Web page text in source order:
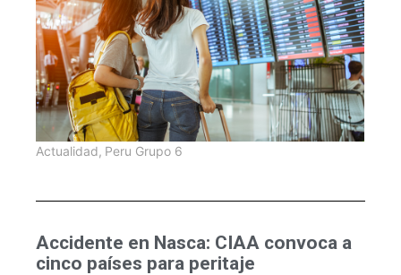
Actualidad, Peru Grupo 6
Accidente en Nasca: CIAA convoca a
cinco países para peritaje